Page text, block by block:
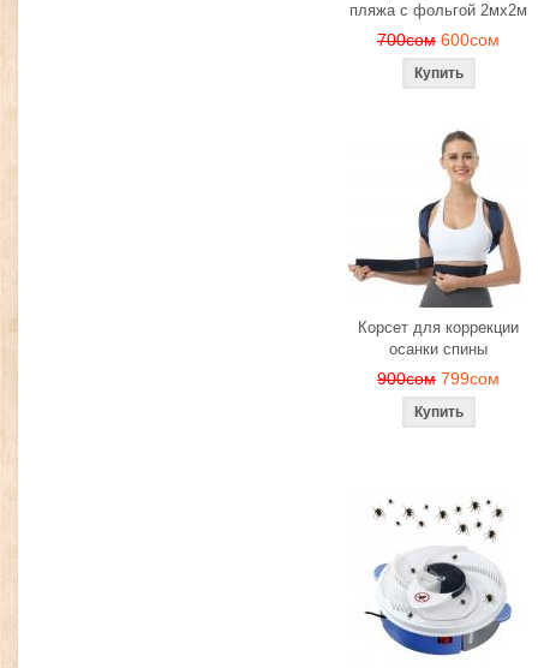
пляжа с фольгой 2мх2м
700сом 600сом
Корсет для коррекции
осанки спины
900сом 799сом